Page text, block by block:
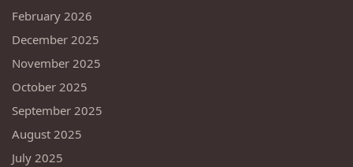
February 2026
December 2025
November 2025
October 2025
September 2025
August 2025
July 2025